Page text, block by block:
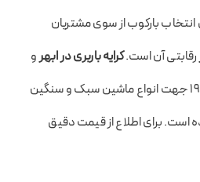
انتخاب بارکوب از سوی مشتریان
رقابتی آن است.کرایه باربری در ابهر و
حمل بار در ابهر برای سال 1932 جهت انواع ماشین سبک و سنگین
است. برای اطلاع از قیمت دقیق